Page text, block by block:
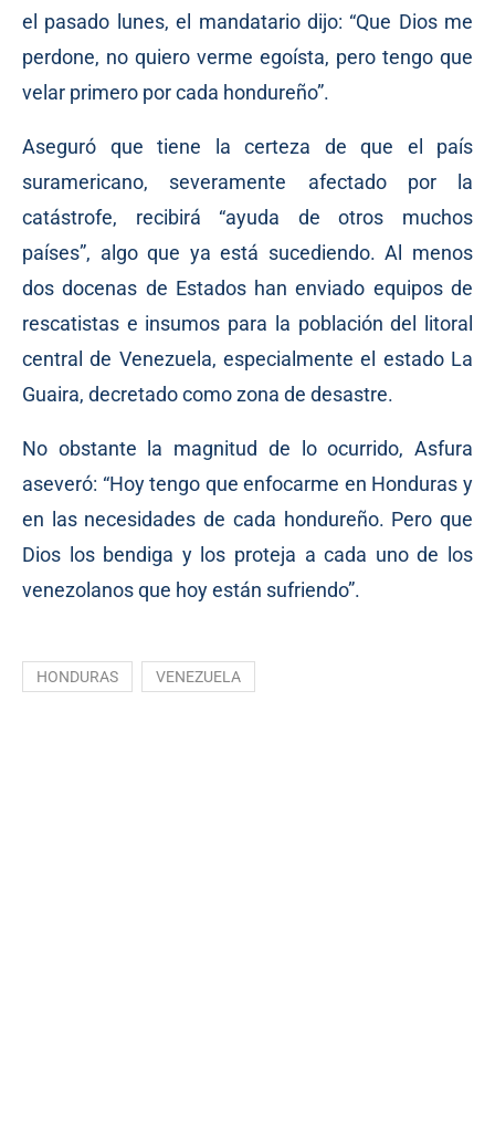
el pasado lunes, el mandatario dijo: “Que Dios me
perdone, no quiero verme egoísta, pero tengo que
velar primero por cada hondureño”.
Aseguró que tiene la certeza de que el país
suramericano, severamente afectado por la
catástrofe, recibirá “ayuda de otros muchos
países”, algo que ya está sucediendo. Al menos
dos docenas de Estados han enviado equipos de
rescatistas e insumos para la población del litoral
central de Venezuela, especialmente el estado La
Guaira, decretado como zona de desastre.
No obstante la magnitud de lo ocurrido, Asfura
aseveró: “Hoy tengo que enfocarme en Honduras y
en las necesidades de cada hondureño. Pero que
Dios los bendiga y los proteja a cada uno de los
venezolanos que hoy están sufriendo”.
HONDURAS VENEZUELA